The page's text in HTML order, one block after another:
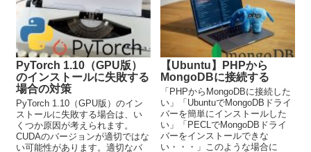
PyTorch 1.10（GPU版）
のインストールに失敗する
場合の対策
PyTorch 1.10（GPU版）のイン
ストールに失敗する場合は、い
くつか原因が考えられます。
CUDAのバージョンが適切ではな
い可能性があります。適切なバ
【Ubuntu】PHPから
MongoDBに接続する
「PHPからMongoDBに接続した
い」「UbuntuでMongoDBドライ
バーを簡単にインストールした
い」「PECLでMongoDBドライ
バーをインストールできな
い・・・」このような場合に